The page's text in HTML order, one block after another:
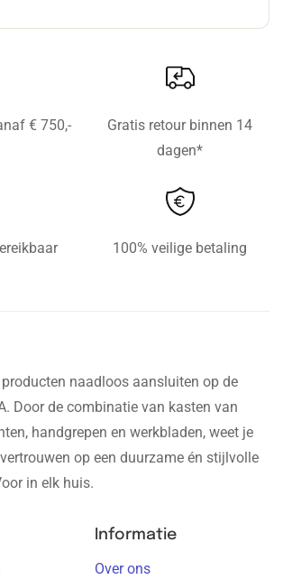
€ 750,-
Gratis retour binnen 14
dagen*
100% veilige betaling
naadloos aansluiten op de
Door de combinatie van kasten van
handgrepen en werkbladen, weet je
op een duurzame én stijlvolle
in elk huis.
Informatie
Over ons